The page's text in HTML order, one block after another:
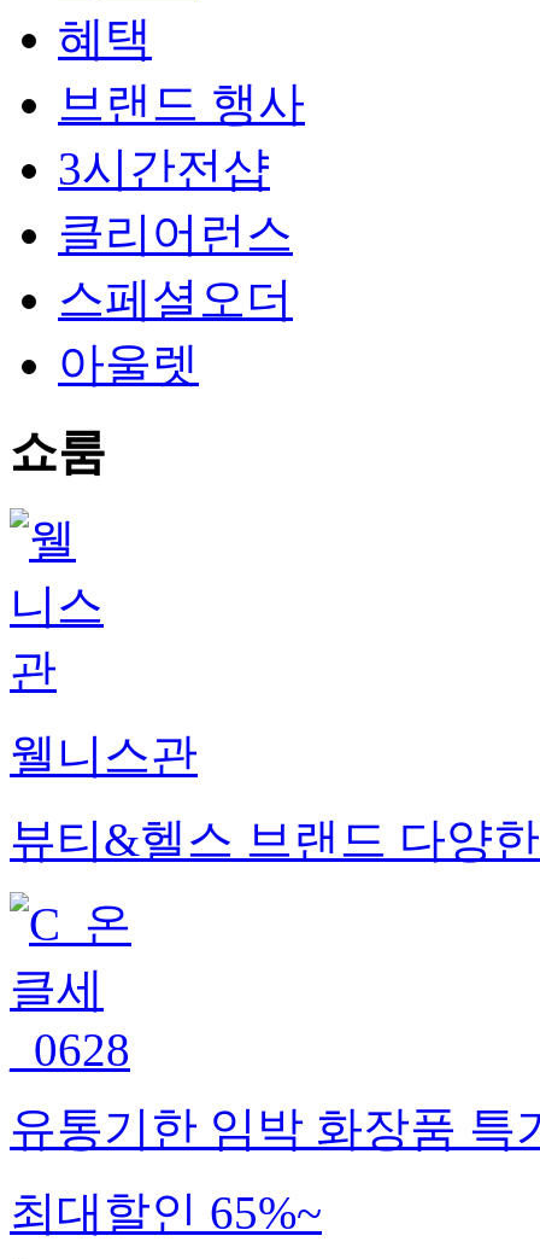
혜택
브랜드 행사
3시간전샵
클리어런스
스페셜오더
아울렛
쇼룸
웰니스관
뷰티&헬스 브랜드 다양
유통기한 임박 화장품 특
최대할인 65%~